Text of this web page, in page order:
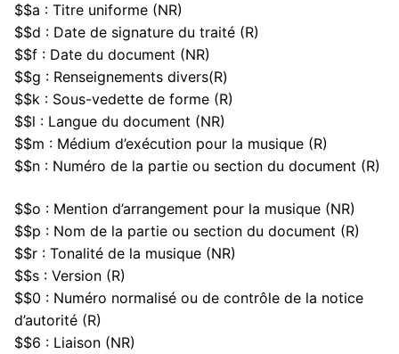
$$a : Titre uniforme (NR)
$$d : Date de signature du traité (R)
$$f : Date du document (NR)
$$g : Renseignements divers(R)
$$k : Sous-vedette de forme (R)
$$l : Langue du document (NR)
$$m : Médium d’exécution pour la musique (R)
$$n : Numéro de la partie ou section du document (R)
$$o : Mention d’arrangement pour la musique (NR)
$$p : Nom de la partie ou section du document (R)
$$r : Tonalité de la musique (NR)
$$s : Version (R)
$$0 : Numéro normalisé ou de contrôle de la notice
d’autorité (R)
$$6 : Liaison (NR)